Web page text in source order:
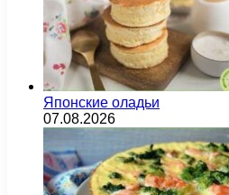
Японские оладьи
07.08.2026